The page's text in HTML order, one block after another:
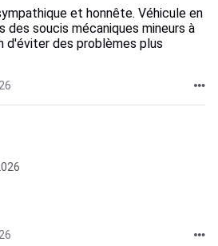
et honnête. Véhicule en
soucis mécaniques mineurs à
d'éviter des problèmes plus